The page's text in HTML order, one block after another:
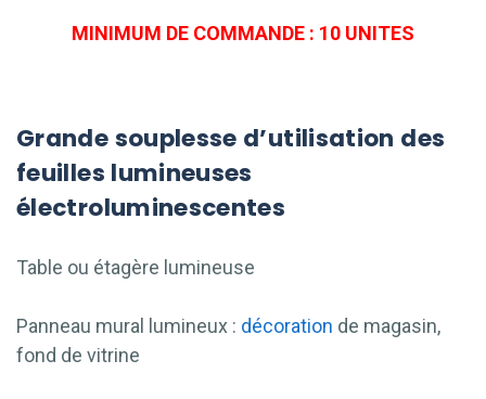
MINIMUM DE COMMANDE : 10 UNITES
Grande souplesse d’utilisation des
feuilles lumineuses
électroluminescentes
Table ou étagère lumineuse
Panneau mural lumineux : décoration de magasin,
fond de vitrine